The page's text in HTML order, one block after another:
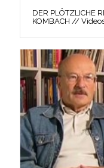
DER PLÖTZLICHE
KOMBACH //